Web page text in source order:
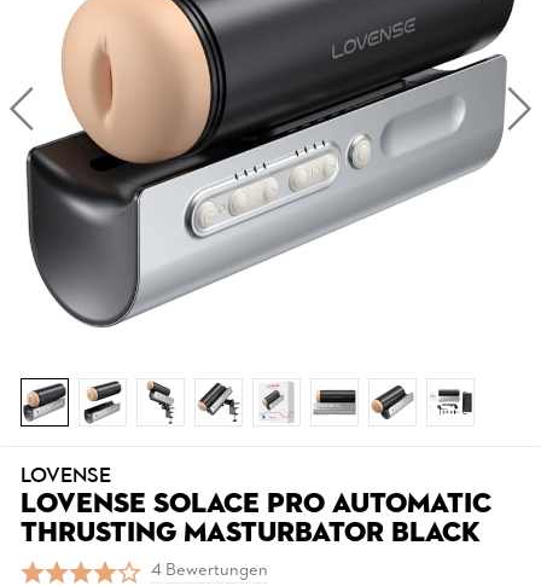
LOVENSE
LOVENSE SOLACE PRO AUTOMATIC
THRUSTING MASTURBATOR BLACK
4 Bewertungen